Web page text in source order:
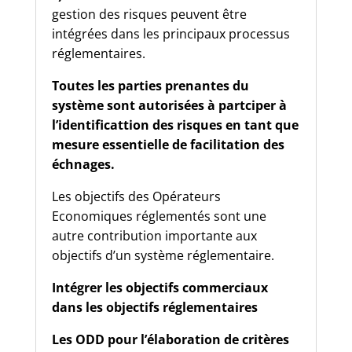
gestion des risques peuvent être
intégrées dans les principaux processus
réglementaires.
Toutes les parties prenantes du
système sont autorisées à partciper à
l’identificattion des risques en tant que
mesure essentielle de facilitation des
échnages.
Les objectifs des Opérateurs
Economiques réglementés sont une
autre contribution importante aux
objectifs d’un système réglementaire.
Intégrer les objectifs commerciaux
dans les objectifs réglementaires
Les ODD pour l’élaboration de critères